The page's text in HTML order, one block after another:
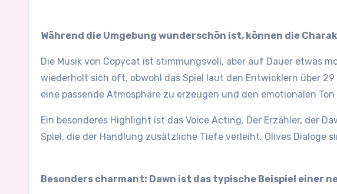
Während die Umgebung wunderschön ist, können die
Die Musik von Copycat ist stimmungsvoll, aber auf Dauer etwas
wiederholt sich oft, obwohl das Spiel laut den Entwicklern über
eine passende Atmosphäre zu erzeugen und den emotionalen
Ein besonderes Highlight ist das Voice Acting. Der Erzähler, der
Spiel, die der Handlung zusätzliche Tiefe verleiht. Olives
Besonders charmant: Dawn ist das typische Beispiel einer